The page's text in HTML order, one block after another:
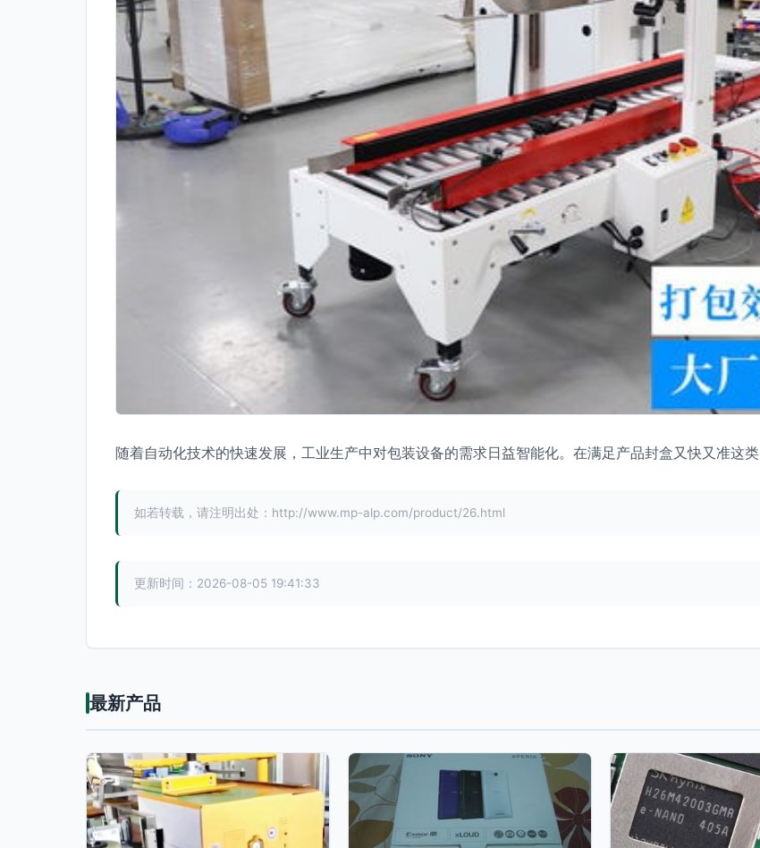
随着自动化技术的快速发展，工业生产中对包装设备的需求日益智能化。在满足产品封盒又快又准这类
如若转载，请注明出处：http://www.mp-alp.com/product/26.html
更新时间：2026-08-05 19:41:33
最新产品